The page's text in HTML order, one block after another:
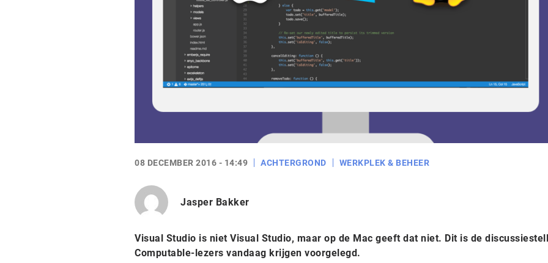
08 DECEMBER 2016 - 14:49 ACHTERGROND WERKPLEK & BEHEER
Jasper Bakker
Visual Studio is niet Visual Studio, maar op de Mac geeft dat niet. Dit is de
Computable-lezers vandaag krijgen voorgelegd.